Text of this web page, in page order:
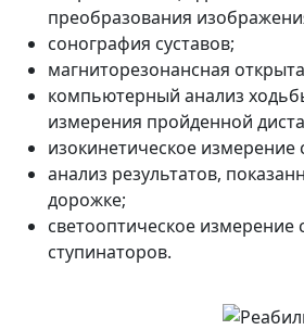
преобразования
сонография суставов;
магниторезонансная
компьютерный анализ
измерения пройденной
изокинетическое измерение
анализ результатов,
дорожке;
светооптическое измерение
ступинаторов.